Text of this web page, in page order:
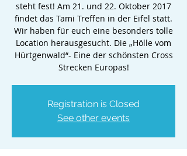
steht fest! Am 21. und 22. Oktober 2017
findet das Tami Treffen in der Eifel statt.
Wir haben für euch eine besonders tolle
Location herausgesucht. Die „Hölle vom
Hürtgenwald“- Eine der schönsten Cross
Strecken Europas!
Registration is Closed
See other events